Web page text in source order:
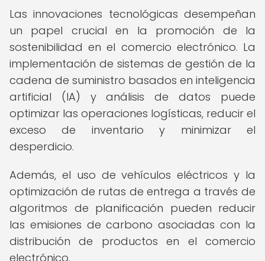
Las innovaciones tecnológicas desempeñan
un papel crucial en la promoción de la
sostenibilidad en el comercio electrónico. La
implementación de sistemas de gestión de la
cadena de suministro basados en inteligencia
artificial (IA) y análisis de datos puede
optimizar las operaciones logísticas, reducir el
exceso de inventario y minimizar el
desperdicio.
Además, el uso de vehículos eléctricos y la
optimización de rutas de entrega a través de
algoritmos de planificación pueden reducir
las emisiones de carbono asociadas con la
distribución de productos en el comercio
electrónico.